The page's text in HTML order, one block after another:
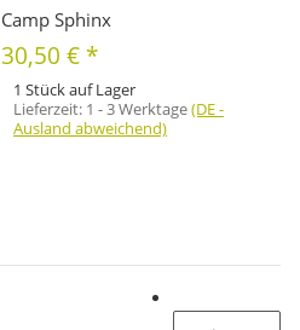
Camp Sphinx
30,50 € *
1 Stück auf Lager
Lieferzeit: 1 - 3 Werktage(DE -
Ausland abweichend)